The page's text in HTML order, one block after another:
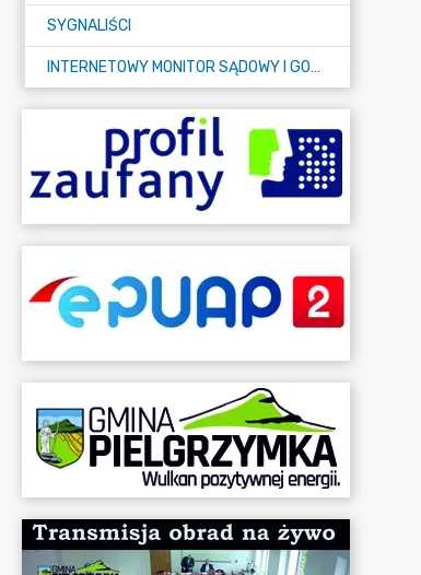
SYGNALIŚCI
INTERNETOWY MONITOR SĄDOWY I GOSPODARCZY